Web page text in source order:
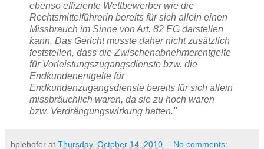
ebenso effiziente Wettbewerber wie die
Rechtsmittelführerin bereits für sich allein einen
Missbrauch im Sinne von Art. 82 EG darstellen
kann. Das Gericht musste daher nicht zusätzlich
feststellen, dass die Zwischenabnehmerentgelte
für Vorleistungszugangsdienste bzw. die
Endkundenentgelte für
Endkundenzugangsdienste bereits für sich allein
missbräuchlich waren, da sie zu hoch waren
bzw. Verdrängungswirkung hatten."
hplehofer at Thursday, October 14, 2010 No comments: